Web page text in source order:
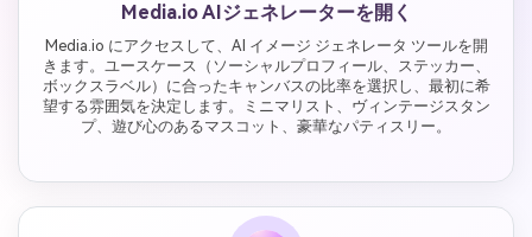
Media.io AIジェネレーターを開く
Media.io にアクセスして、AI イメージ ジェネレータ ツールを開
きます。ユースケース（ソーシャルプロフィール、ステッカー、
ボックスラベル）に合ったキャンバスの比率を選択し、最初に希
望する雰囲気を決定します。ミニマリスト、ヴィンテージスタン
プ、遊び心のあるマスコット、豪華なパティスリー。